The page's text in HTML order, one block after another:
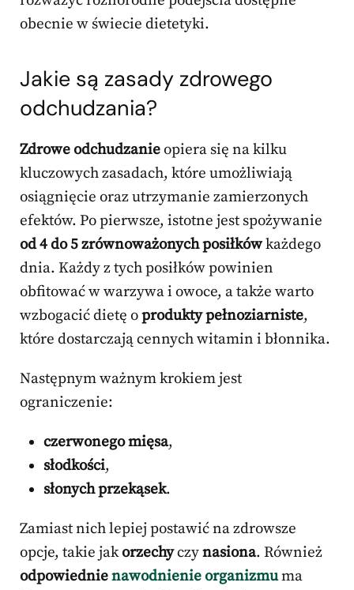
obecnie w świecie dietetyki.
Jakie są zasady zdrowego
odchudzania?
Zdrowe odchudzanieopiera się na kilku
kluczowych zasadach, które umożliwiają
osiągnięcie oraz utrzymanie zamierzonych
efektów. Po pierwsze, istotne jest spożywanie
od 4 do 5 zrównoważonych posiłkówkażdego
dnia. Każdy z tych posiłków powinien
obfitować w warzywa i owoce, a także warto
wzbogacić dietę oprodukty pełnoziarniste,
które dostarczają cennych witamin i błonnika.
Następnym ważnym krokiem jest
ograniczenie:
czerwonego mięsa,
słodkości,
słonych przekąsek.
Zamiast nich lepiej postawić na zdrowsze
opcje, takie jakorzechyczynasiona. Również
odpowiednienawodnienie organizmuma